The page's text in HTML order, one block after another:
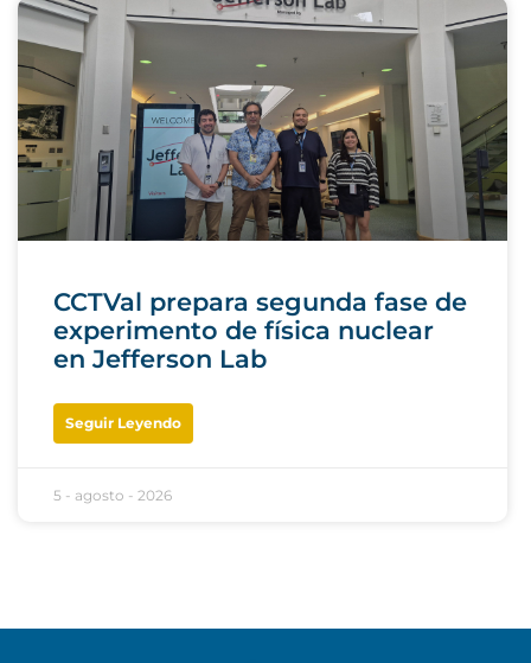
CCTVal prepara segunda fase de
experimento de física nuclear
en Jefferson Lab
Seguir Leyendo
5 - agosto - 2026